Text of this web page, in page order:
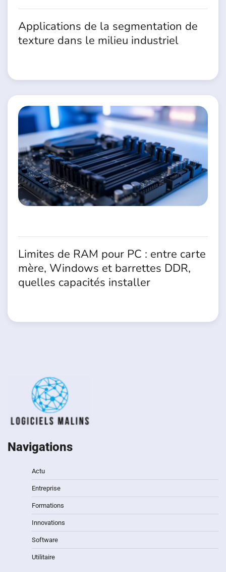
Applications de la segmentation de
texture dans le milieu industriel
Limites de RAM pour PC : entre carte
mère, Windows et barrettes DDR,
quelles capacités installer
Navigations
Actu
Entreprise
Formations
Innovations
Software
Utilitaire